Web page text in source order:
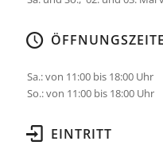
Sa.: von 11:00 bis 18:00 Uhr
So.: von 11:00 bis 18:00 Uhr
EINTRITT